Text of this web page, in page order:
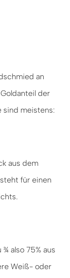
an
der
sind meistens:
aus dem
für einen
also 75% aus
Weiß- oder